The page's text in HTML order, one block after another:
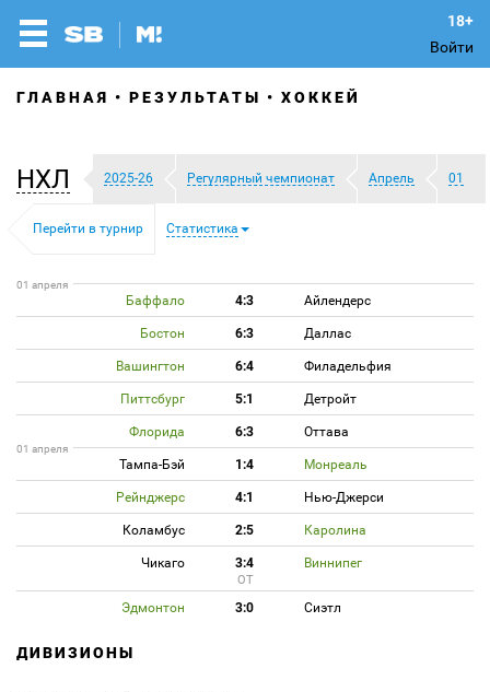
Войти
ГЛАВНАЯ РЕЗУЛЬТАТЫ ХОККЕЙ
НХЛ 2025-26 Регулярный чемпионат Апрель 01
Перейти в турнир Статистика
01 апреля
Баффало 4:3 Айлендерс
Бостон 6:3 Даллас
Вашингтон 6:4 Филадельфия
Питтсбург 5:1 Детройт
Флорида 6:3 Оттава
01 апреля
Тампа-Бэй 1:4 Монреаль
Рейнджерс 4:1 Нью-Джерси
Коламбус 2:5 Каролина
Чикаго 3:4 Виннипег
ОТ
Эдмонтон 3:0 Сиэтл
ДИВИЗИОНЫ